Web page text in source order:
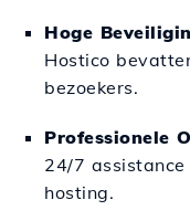
Hoge
Hostico
bezoekers.
Professionele
24/7
hosting.